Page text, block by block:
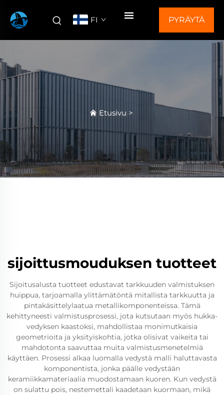
FI PYRÄYTÄ
Etusivu >
sijoittusmouduksen tuotteet
Sijoitusalusta tuotteet edustavat tarkkuuden valmistuksen
huippua, tarjoamalla ylittämätöntä mitallista tarkkuutta ja
pintakäsittelylaatua metallikomponenteissa. Tämä
kehittyneesti valmistusprosessi, jota kutsutaan myös hukka-
vedyksen kaastoksi, mahdollistaa monimutkaisia
geometrioita ja yksityiskohtia, jotka olisivat vaikeita tai
mahdotonta saavuttaa muita valmistusmenetelmiä
käyttäen. Prosessi alkaa luomalla vedystä malli haluttavasta
komponentista, jonka päälle vedystään
keramiikkamateriaalia muodostamaan kuoren. Kun vedystä
on sulattu pois, nestemettali kaadetaan kuormaan, mikä